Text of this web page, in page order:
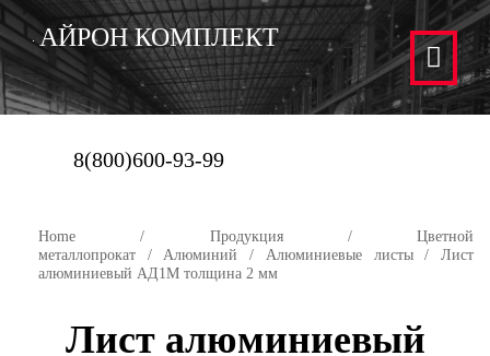
АЙРОН КОМПЛЕКТ
8(800)600-93-99
Home / Продукция/ Цветной
металлопрокат /Алюминий / Алюминиевые листы/ Лист
алюминиевый АД1М толщина 2 мм
Лист алюминиевый